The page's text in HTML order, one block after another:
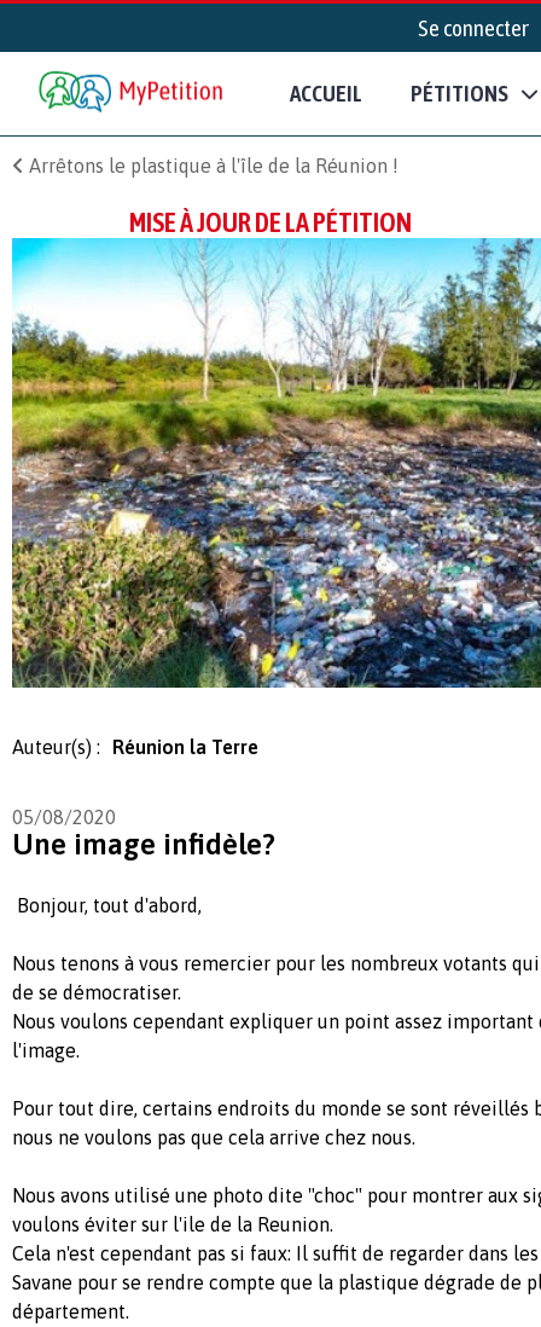
Se connecter
ACCUEIL PÉTITIONS
Arrêtons le plastique à l'île de la Réunion !
MISE À JOUR DE LA PÉTITION
Auteur(s) : Réunion la Terre
05/08/2020
Une image infidèle?
Bonjour, tout d'abord,
Nous tenons à vous remercier pour les nombreux votants
de se démocratiser.
Nous voulons cependant expliquer un point assez
l'image.
Pour tout dire, certains endroits du monde se sont réveillés
nous ne voulons pas que cela arrive chez nous.
Nous avons utilisé une photo dite "choc" pour montrer aux
voulons éviter sur l'ile de la Reunion.
Cela n'est cependant pas si faux: Il suffit de regarder dans
Savane pour se rendre compte que la plastique dégrade de
département.